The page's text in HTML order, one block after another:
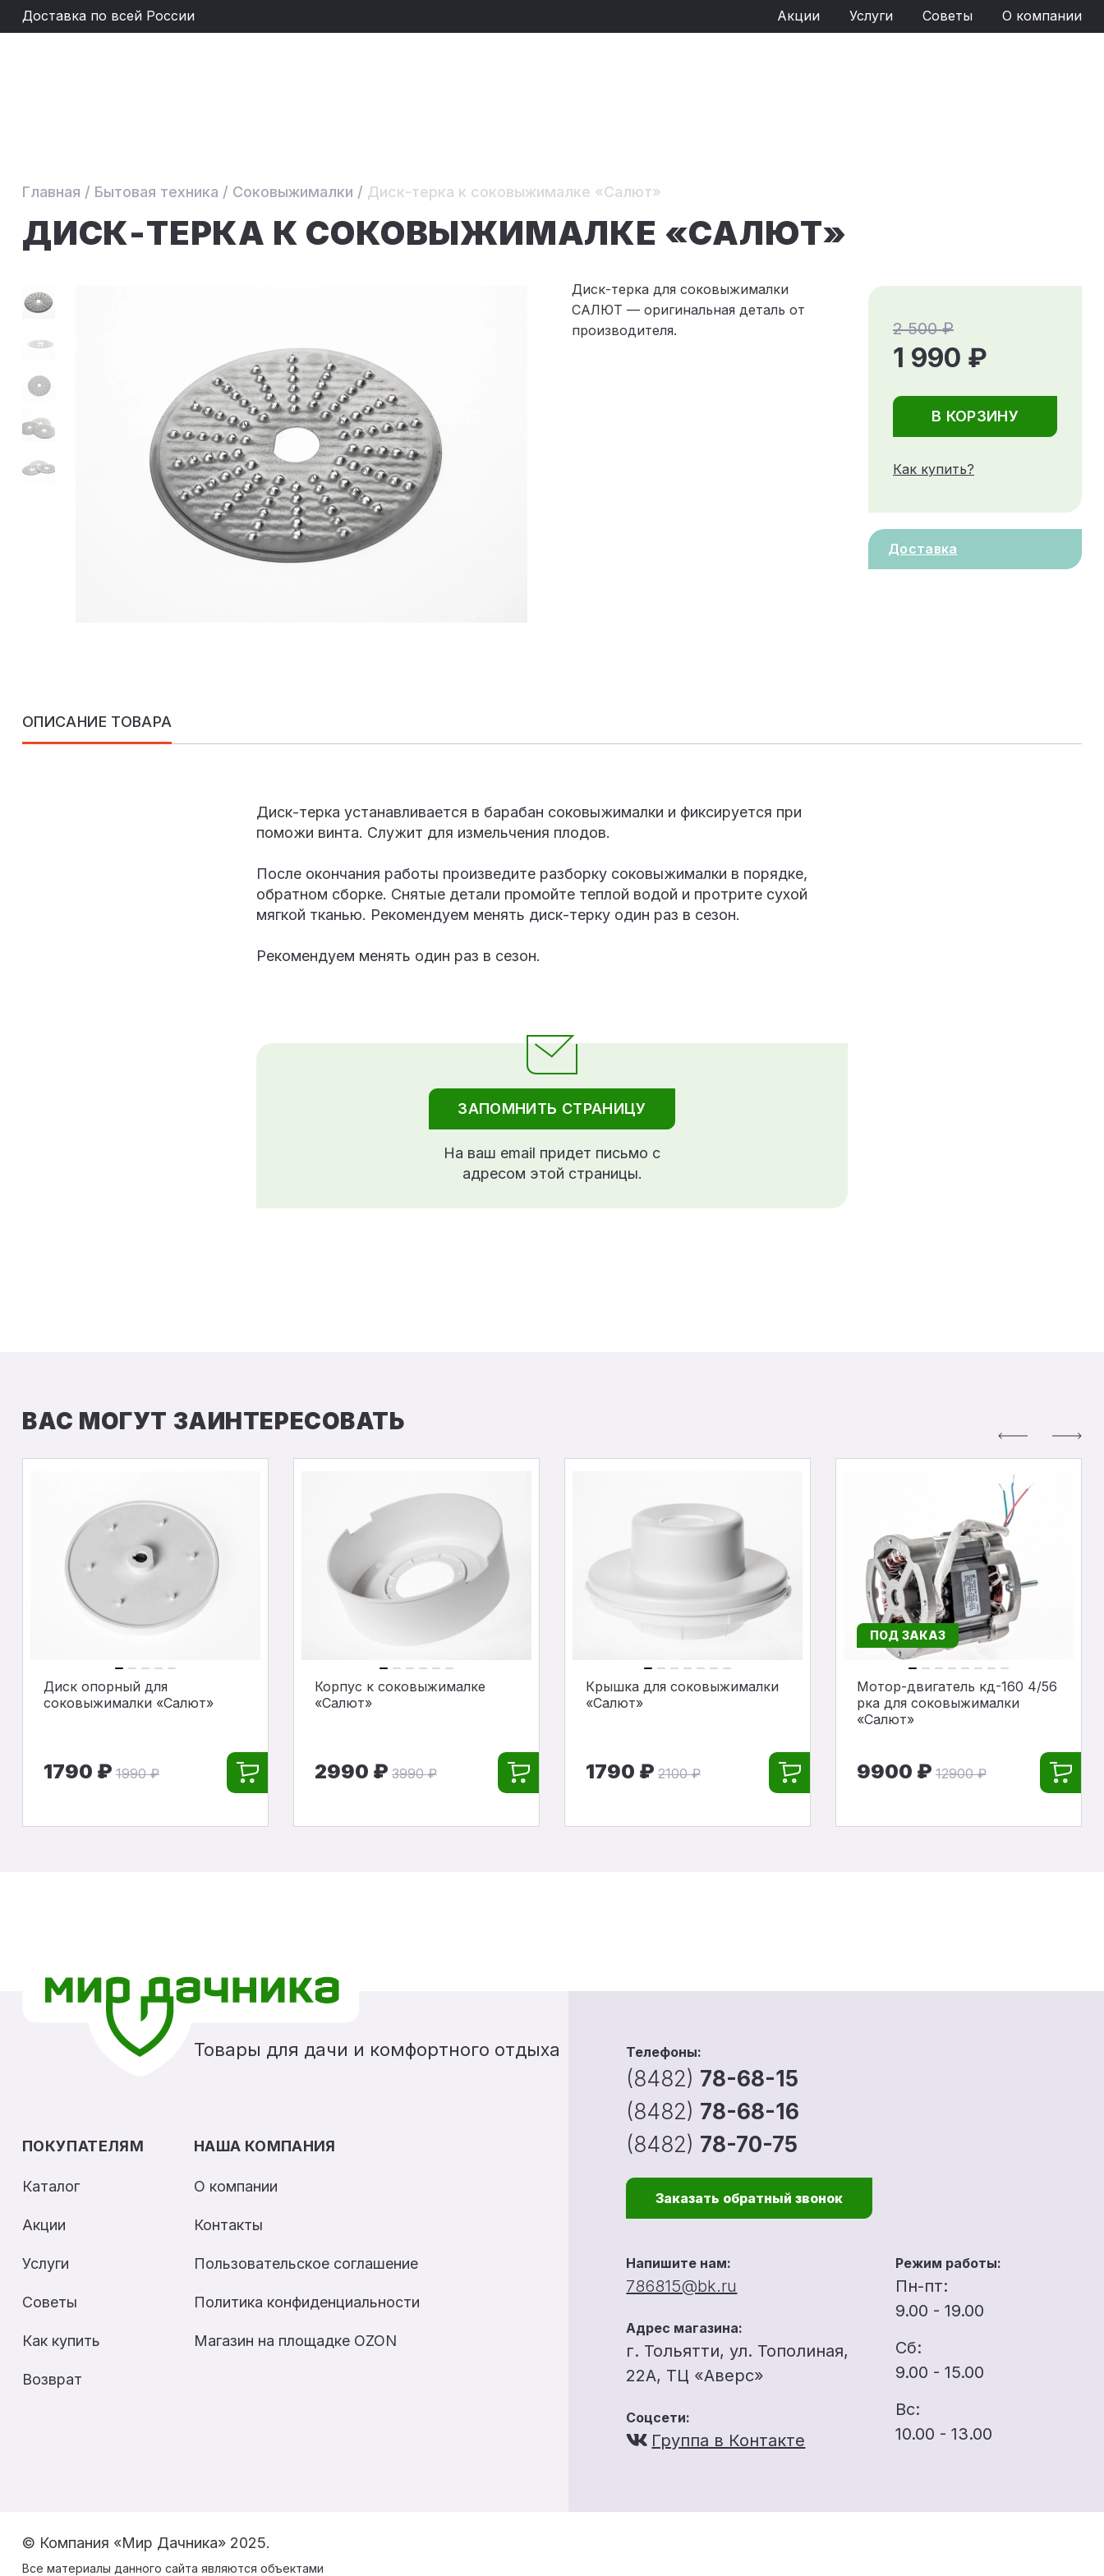
Доставка по всей России Акции Услуги Советы О компании
Главная / Бытовая техника / Соковыжималки / Диск-терка к соковыжималке «Салют»
ДИСК-ТЕРКА К СОКОВЫЖИМАЛКЕ «САЛЮТ»
Диск-терка для соковыжималки
САЛЮТ — оригинальная деталь от
производителя.
2 500 ₽
1 990 ₽
В КОРЗИНУ
Как купить?
Доставка
ОПИСАНИЕ ТОВАРА
Диск-терка устанавливается в барабан соковыжималки и фиксируется при
поможи винта. Служит для измельчения плодов.
После окончания работы произведите разборку соковыжималки в порядке,
обратном сборке. Снятые детали промойте теплой водой и протрите сухой
мягкой тканью. Рекомендуем менять диск-терку один раз в сезон.
Рекомендуем менять один раз в сезон.
ЗАПОМНИТЬ СТРАНИЦУ
На ваш email придет письмо с
адресом этой страницы.
ВАС МОГУТ ЗАИНТЕРЕСОВАТЬ
Диск опорный для
соковыжималки «Салют»
1790 ₽ 1990 ₽
Корпус к соковыжималке
«Салют»
2990 ₽ 3990 ₽
Крышка для соковыжималки
«Салют»
1790 ₽ 2100 ₽
ПОД ЗАКАЗ
Мотор-двигатель кд-160 4/56
рка для соковыжималки
«Салют»
9900 ₽ 12900 ₽
Товары для дачи и комфортного отдыха
ПОКУПАТЕЛЯМ
Каталог
Акции
Услуги
Советы
Как купить
Возврат
НАША КОМПАНИЯ
О компании
Контакты
Пользовательское соглашение
Политика конфиденциальности
Магазин на площадке OZON
Телефоны:
(8482) 78-68-15
(8482) 78-68-16
(8482) 78-70-75
Заказать обратный звонок
Напишите нам:
786815@bk.ru
Адрес магазина:
г. Тольятти, ул. Тополиная,
22А, ТЦ «Аверс»
Соцсети:
Группа в Контакте
Режим работы:
Пн-пт:
9.00 - 19.00
Сб:
9.00 - 15.00
Вс:
10.00 - 13.00
© Компания «Мир Дачника» 2025.
Все материалы данного сайта являются объектами